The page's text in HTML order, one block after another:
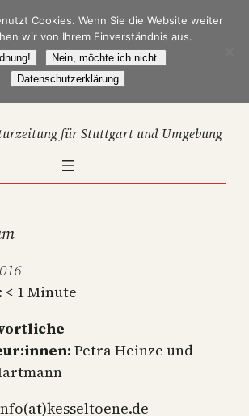
für Stuttgart und Umgebung
< 1Minute
Petra Heinze und
Cookies. Wenn Sie die Website weiter
wir von Ihrem Einverständnis aus.
Nein, möchte ich nicht.
Datenschutzerklärung